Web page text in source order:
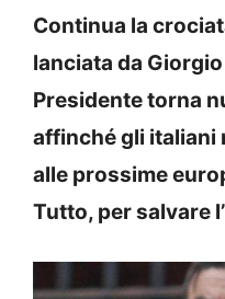
Continua la
lanciata da
Presidente torna
affinché gli italiani
alle prossime
Tutto, per salvare